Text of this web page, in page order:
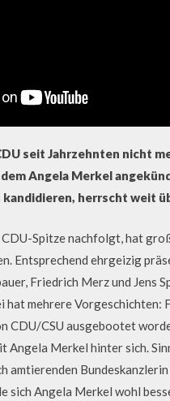
seit Jahrzehnten nicht
Angela Merkel
herrscht weit
Spitze nachfolgt, hat
Entsprechend ehrgeizig
Friedrich Merz und Jens
hat mehrere
CDU/CSU ausgebootet
Angela Merkel hinter sich.
amtierenden
sich Angela Merkel wohl